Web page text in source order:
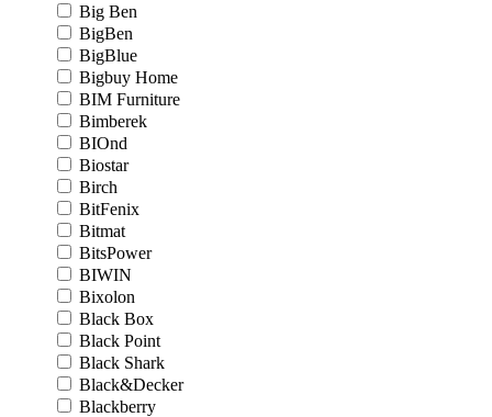
Big Ben
BigBen
BigBlue
Bigbuy Home
BIM Furniture
Bimberek
BIOnd
Biostar
Birch
BitFenix
Bitmat
BitsPower
BIWIN
Bixolon
Black Box
Black Point
Black Shark
Black&Decker
Blackberry